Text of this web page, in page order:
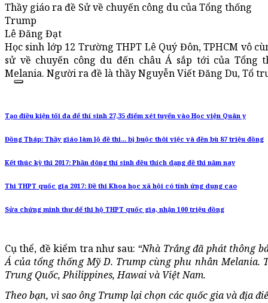
Thầy giáo ra đề Sử về chuyến công du của Tổng thống
Trump
Lê Đăng Đạt
Học sinh lớp 12 Trường THPT Lê Quý Đôn, TPHCM vô
sử về chuyến công du đến châu Á sắp tới của Tổng
Melania. Người ra đề là thầy Nguyễn Viết Đăng Du, Tổ
Tạo điều kiện tối đa để thí sinh 27,35 điểm xét tuyển vào Học viện Quân y
Đồng Tháp: Thầy giáo làm lộ đề thi... bị buộc thôi việc và đền bù 87 triệu đồng
Kết thúc kỳ thi 2017: Phần đông thí sinh đều thích dạng đề thi năm nay
Thi THPT quốc gia 2017: Đề thi Khoa học xã hội có tính ứng dụng cao
Sửa chứng minh thư để thi hộ THPT quốc gia, nhận 100 triệu đồng
Cụ thể, đề kiểm tra như sau: “Nhà Trắng đã phát thông
Á của tổng thống Mỹ D. Trump cùng phu nhân Melania.
Trung Quốc, Philippines, Hawai và Việt Nam.
Theo bạn, vì sao ông Trump lại chọn các quốc gia và địa